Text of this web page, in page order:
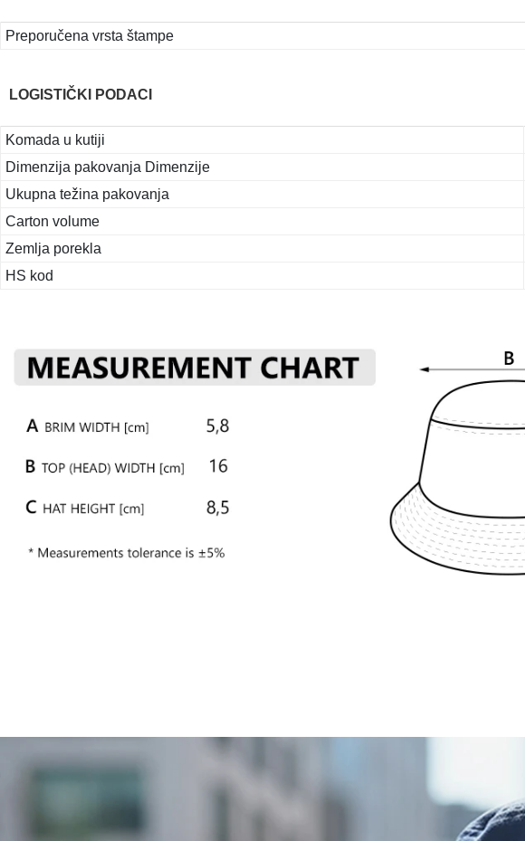
Preporučena vrsta štampe
LOGISTIČKI PODACI
Komada u kutiji
Dimenzija pakovanja Dimenzije
Ukupna težina pakovanja
Carton volume
Zemlja porekla
HS kod